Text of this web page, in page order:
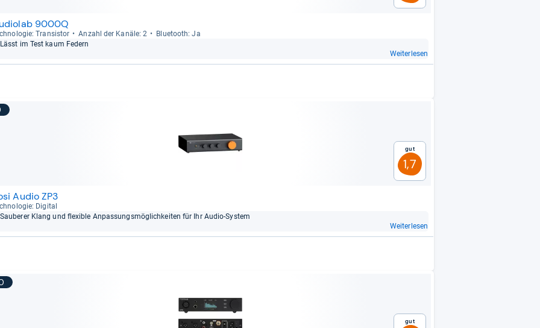
9000Q
Tran­sis­tor Anzahl der Kanäle: 2
Blue­tooth: Ja
Lässt im Test kaum Federn
Weiterlesen
Gut
1,7
Audio ZP3
Digi­tal
Sau­be­rer Klang und fle­xi­ble Anpas­sungs­mög­lich­kei­ten für Ihr Audio-​Sys­tem
Weiterlesen
Gut